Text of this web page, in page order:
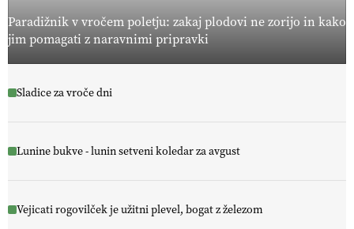
Paradižnik v vročem poletju: zakaj plodovi ne zorijo in kako
jim pomagati z naravnimi pripravki
Sladice za vroče dni
Lunine bukve - lunin setveni koledar za avgust
Vejicati rogovilček je užitni plevel, bogat z železom